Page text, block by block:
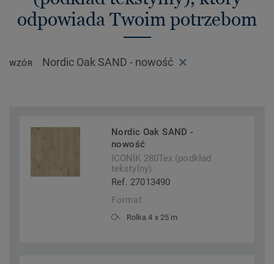
odpowiada Twoim potrzebom
WZÓR Nordic Oak SAND - nowość
Nordic Oak SAND -
nowość
ICONIK 280Tex (podkład
tekstylny)
Ref. 27013490
Format
Rolka 4 x 25 m